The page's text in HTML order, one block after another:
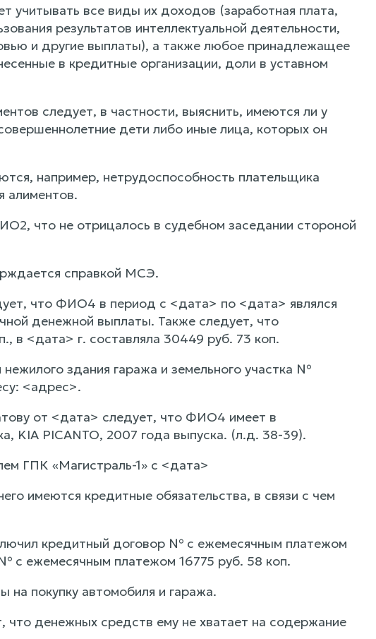
учитывать все виды их доходов (заработная плата,
результатов интеллектуальной деятельности,
и другие выплаты), а также любое принадлежащее
в кредитные организации, доли в уставном
следует, в частности, выяснить, имеются ли у
дети либо иные лица, которых он
например, нетрудоспособность плательщика
алиментов.
что не отрицалось в судебном заседании стороной
справкой МСЭ.
что ФИО4 в период с <дата> по <дата> являлся
денежной выплаты. Также следует, что
в <дата> г. составляла 30449 руб. 73 коп.
здания гаража и земельного участка №
<адрес>.
от <дата> следует, что ФИО4 имеет в
KIA PICANTO, 2007 года выпуска. (л.д. 38-39).
ГПК «Магистраль-1» с <дата>
имеются кредитные обязательства, в связи с чем
кредитный договор № с ежемесячным платежом
с ежемесячным платежом 16775 руб. 58 коп.
покупку автомобиля и гаража.
денежных средств ему не хватает на содержание